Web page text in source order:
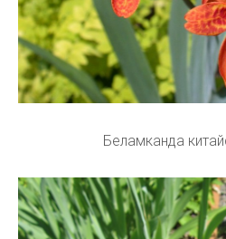
Беламканда